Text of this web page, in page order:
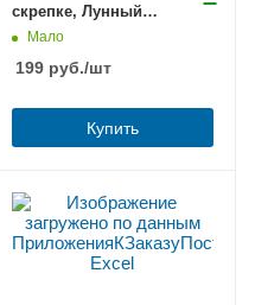
скрепке, Лунный
календарь садовода
Мало
199руб./шт
Купить